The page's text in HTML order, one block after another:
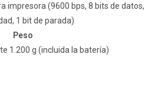
impresora (9600 bps, 8 bits de datos,
1 bit de parada)
Peso
1.200 g (incluida la batería)